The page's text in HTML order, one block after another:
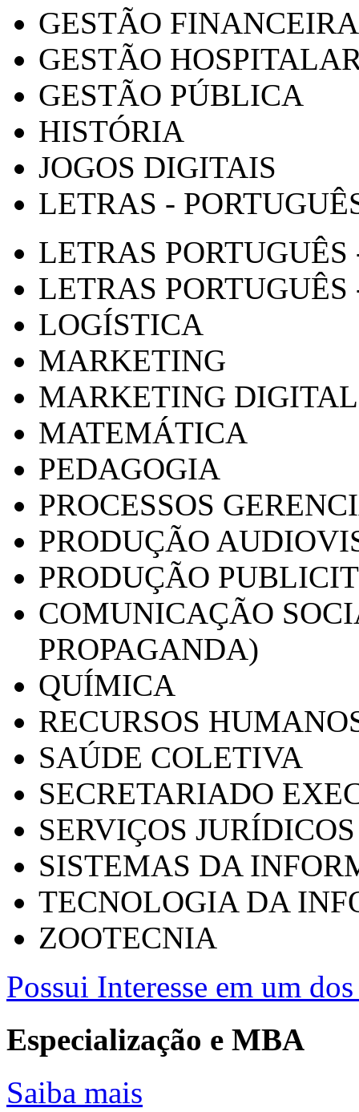
GESTÃO FINANCEIRA
GESTÃO
GESTÃO PÚBLICA
HISTÓRIA
JOGOS DIGITAIS
LETRAS -
LETRAS
LETRAS PORTUGUÊS
LOGÍSTICA
MARKETING
MARKETING DIGITAL
MATEMÁTICA
PEDAGOGIA
PROCESSOS
PRODUÇÃO
PRODUÇÃO
COMUNICAÇÃO
PROPAGANDA)
QUÍMICA
RECURSOS
SAÚDE COLETIVA
SECRETARIADO
SERVIÇOS
SISTEMAS DA
TECNOLOGIA DA
ZOOTECNIA
Possui Interesse em um
Especialização e MBA
Saiba mais